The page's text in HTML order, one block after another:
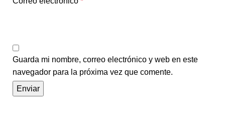
Guarda mi nombre, correo electrónico y web en este
navegador para la próxima vez que comente.